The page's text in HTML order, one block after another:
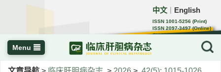
中文 English
ISSN 1001-5256 (Print)
ISSN 2097-3497 (Online)
CN 22-1108/R
Menu